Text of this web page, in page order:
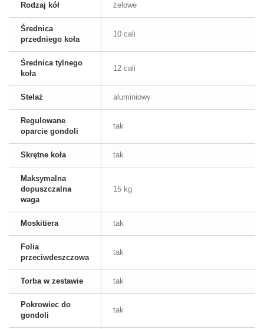
Rodzaj kół żelowe
Średnica
przedniego koła
10 cali
Średnica tylnego
koła
12 cali
Stelaż aluminiowy
Regulowane
oparcie gondoli
tak
Skrętne koła tak
Maksymalna
dopuszczalna
waga
15 kg
Moskitiera tak
Folia
przeciwdeszczowa
tak
Torba w zestawie tak
Pokrowiec do
gondoli
tak